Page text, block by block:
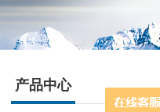
产品中心